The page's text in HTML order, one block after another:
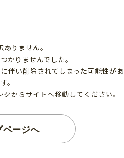
りません。
かりませんでした。
伴い削除されてしまった可能性が
す。
からサイトへ移動してください。
ページへ